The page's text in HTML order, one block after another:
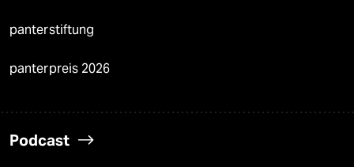
panterstiftung
panterpreis 2026
Podcast